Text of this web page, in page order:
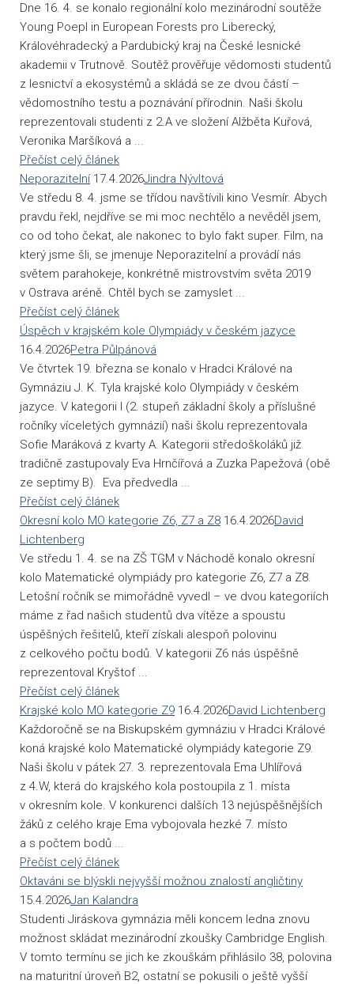
Dne 16. 4. se konalo regionální kolo mezinárodní soutěže
Young Poepl in European Forests pro Liberecký,
Královéhradecký a Pardubický kraj na České lesnické
akademii v Trutnově. Soutěž prověřuje vědomosti studentů
z lesnictví a ekosystémů a skládá se ze dvou částí –
vědomostního testu a poznávání přírodnin. Naši školu
reprezentovali studenti z 2.A ve složení Alžběta Kuřová,
Veronika Maršíková a ...
Přečíst celý článek
Neporazitelní17.4.2026Jindra Nývltová
Ve středu 8. 4. jsme se třídou navštívili kino Vesmír. Abych
pravdu řekl, nejdříve se mi moc nechtělo a nevěděl jsem,
co od toho čekat, ale nakonec to bylo fakt super. Film, na
který jsme šli, se jmenuje Neporazitelní a provádí nás
světem parahokeje, konkrétně mistrovstvím světa 2019
v Ostrava aréně. Chtěl bych se zamyslet ...
Přečíst celý článek
Úspěch v krajském kole Olympiády v českém jazyce
16.4.2026Petra Půlpánová
Ve čtvrtek 19. března se konalo v Hradci Králové na
Gymnáziu J. K. Tyla krajské kolo Olympiády v českém
jazyce. V kategorii I (2. stupeň základní školy a příslušné
ročníky víceletých gymnázií) naši školu reprezentovala
Sofie Maráková z kvarty A. Kategorii středoškoláků již
tradičně zastupovaly Eva Hrnčířová a Zuzka Papežová (obě
ze septimy B). Eva předvedla ...
Přečíst celý článek
Okresní kolo MO kategorie Z6, Z7 a Z8 16.4.2026David
Lichtenberg
Ve středu 1. 4. se na ZŠ TGM v Náchodě konalo okresní
kolo Matematické olympiády pro kategorie Z6, Z7 a Z8.
Letošní ročník se mimořádně vyvedl – ve dvou kategoriích
máme z řad našich studentů dva vítěze a spoustu
úspěšných řešitelů, kteří získali alespoň polovinu
z celkového počtu bodů. V kategorii Z6 nás úspěšně
reprezentoval Kryštof ...
Přečíst celý článek
Krajské kolo MO kategorie Z9 16.4.2026David Lichtenberg
Každoročně se na Biskupském gymnáziu v Hradci Králové
koná krajské kolo Matematické olympiády kategorie Z9.
Naši školu v pátek 27. 3. reprezentovala Ema Uhlířová
z 4.W, která do krajského kola postoupila z 1. místa
v okresním kole. V konkurenci dalších 13 nejúspěšnějších
žáků z celého kraje Ema vybojovala hezké 7. místo
a s počtem bodů ...
Přečíst celý článek
Oktaváni se blýskli nejvyšší možnou znalostí angličtiny
15.4.2026Jan Kalandra
Studenti Jiráskova gymnázia měli koncem ledna znovu
možnost skládat mezinárodní zkoušky Cambridge English.
V tomto termínu se jich ke zkouškám přihlásilo 38, polovina
na maturitní úroveň B2, ostatní se pokusili o ještě vyšší